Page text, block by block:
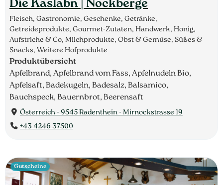
Die Kaslabn | Nockberge
Fleisch, Gastronomie, Geschenke, Getränke,
Getreideprodukte, Gourmet-Zutaten, Handwerk, Honig,
Aufstriche & Co, Milchprodukte, Obst & Gemüse, Süßes &
Snacks, Weitere Hofprodukte
Produktübersicht
Apfelbrand, Apfelbrand vom Fass, Apfelnudeln Bio,
Apfelsaft, Badekugeln, Badesalz, Balsamico,
Bauchspeck, Bauernbrot, Beerensaft
Österreich - 9545 Radenthein - Mirnockstrasse 19
+43 4246 37500
Gutscheine